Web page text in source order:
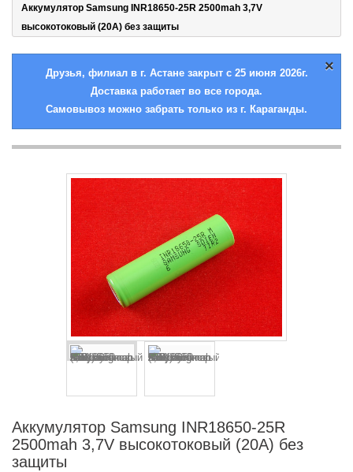
Аккумулятор Samsung INR18650-25R 2500mah 3,7V
высокотоковый (20А) без защиты
×
Друзья, филиал в г. Астане закрыт с 25 июня 2026г.
Доставка работает во все города.
Самовывоз можно забрать только из г. Караганды.
Аккумулятор Samsung INR18650-25R
2500mah 3,7V высокотоковый (20А) без
защиты